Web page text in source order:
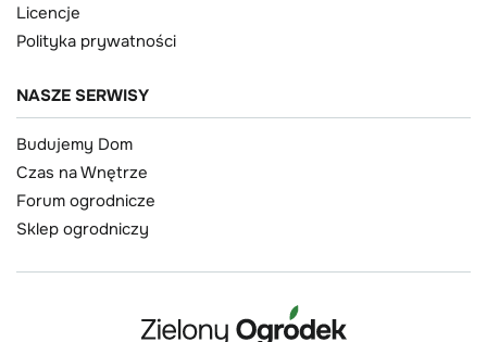
Licencje
Polityka prywatności
NASZE SERWISY
Budujemy Dom
Czas na Wnętrze
Forum ogrodnicze
Sklep ogrodniczy